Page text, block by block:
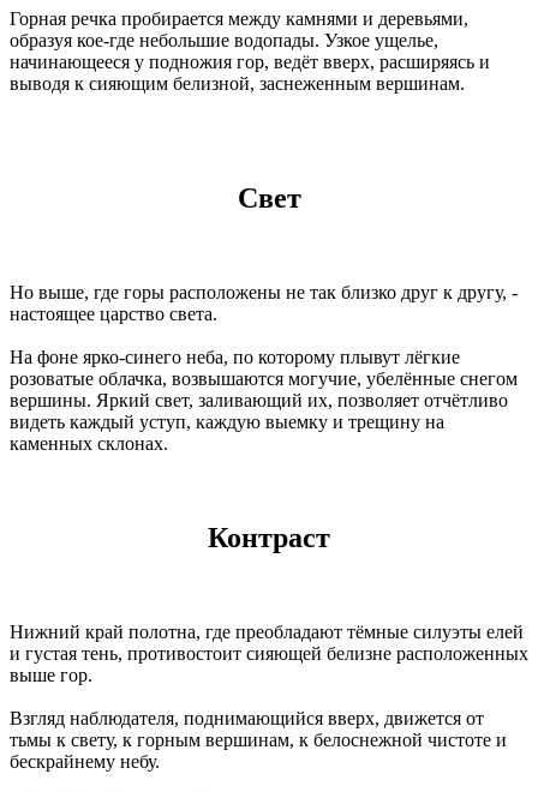
Горная речка пробирается между камнями и деревьями,
образуя кое-где небольшие водопады. Узкое ущелье,
начинающееся у подножия гор, ведёт вверх, расширяясь и
выводя к сияющим белизной, заснеженным вершинам.
Свет
Но выше, где горы расположены не так близко друг к другу, -
настоящее царство света.
На фоне ярко-синего неба, по которому плывут лёгкие
розоватые облачка, возвышаются могучие, убелённые снегом
вершины. Яркий свет, заливающий их, позволяет отчётливо
видеть каждый уступ, каждую выемку и трещину на
каменных склонах.
Контраст
Нижний край полотна, где преобладают тёмные силуэты елей
и густая тень, противостоит сияющей белизне расположенных
выше гор.
Взгляд наблюдателя, поднимающийся вверх, движется от
тьмы к свету, к горным вершинам, к белоснежной чистоте и
бескрайнему небу.